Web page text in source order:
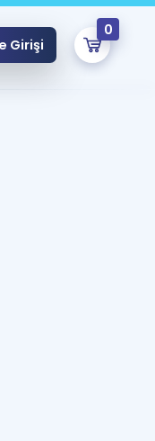
Girişi
0
eğitim seni bekliyor!